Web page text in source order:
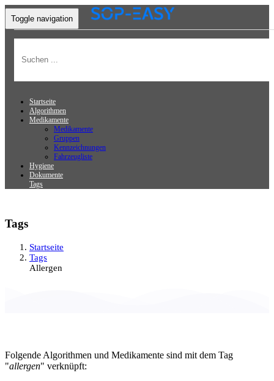
Toggle navigation
Startseite
Algorithmen
Medikamente
Medikamente
Gruppen
Kennzeichnungen
Fahrzeugliste
Hygiene
Dokumente
Tags
Tags
Startseite
Tags
Allergen
Folgende Algorithmen und Medikamente sind mit dem Tag
"allergen" verknüpft: